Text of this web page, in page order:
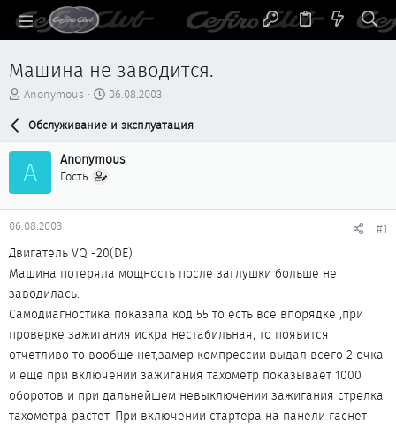
Машина не заводится.
А
р
т
м
ы
Anonymous
Д
т
н
а
06.08.2003
Обслуживание и эксплуатация
A Anonymous
Гость
06.08.2003 #1
Двигатель VQ -20(DE)
Машина потеряла мощность после заглушки больше не
заводилась.
Самодиагностика показала код 55 то есть все впорядке ,при
проверке зажигания искра нестабильная, то появится
отчетливо то вообще нет,замер компрессии выдал всего 2 очка
и еще при включении зажигания тахометр показывает 1000
оборотов и при дальнейшем невыключении зажигания стрелка
тахометра растет. При включении стартера на панели гаснет